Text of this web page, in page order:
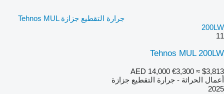
جرارة التقطيع جزازة Tehnos MUL
200LW
11
Tehnos MUL 200LW
AED 14,000 €3,300 ≈ $3,813
أعمال الحراثة - جرارة التقطيع جزازة
2025